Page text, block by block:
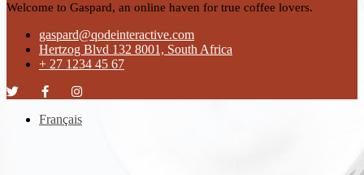
Welcome to Gaspard, an online haven for true coffee lovers.
gaspard@qodeinteractive.com
Hertzog Blvd 132 8001, South Africa
+ 27 1234 45 67
Français